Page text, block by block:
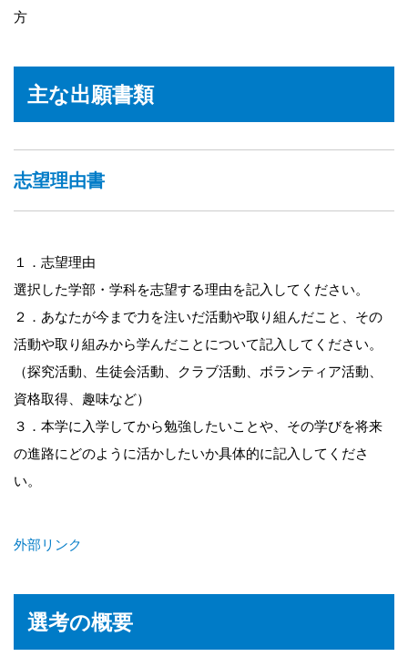
方
主な出願書類
志望理由書
１．志望理由
選択した学部・学科を志望する理由を記入してください。
２．あなたが今まで力を注いだ活動や取り組んだこと、その
活動や取り組みから学んだことについて記入してください。
（探究活動、生徒会活動、クラブ活動、ボランティア活動、
資格取得、趣味など）
３．本学に入学してから勉強したいことや、その学びを将来
の進路にどのように活かしたいか具体的に記入してくださ
い。
外部リンク
選考の概要